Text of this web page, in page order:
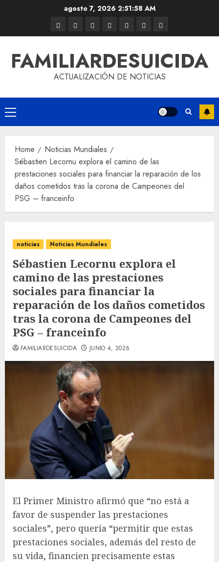
agosto 7, 2026 2:51:59 AM
FAMILIARDESUICIDA
ACTUALIZACIÓN DE NOTICIAS
Home
Noticias Mundiales
Sébastien Lecornu explora el camino de las
prestaciones sociales para financiar la reparación de los
daños cometidos tras la corona de Campeones del
PSG – franceinfo
noticias Noticias Mundiales
Sébastien Lecornu explora el
camino de las prestaciones
sociales para financiar la
reparación de los daños cometidos
tras la corona de Campeones del
PSG – franceinfo
FAMILIARDESUICIDA JUNIO 4, 2026
El Primer Ministro afirmó que “no está a
favor de suspender las prestaciones
sociales”, pero quería “permitir que estas
prestaciones sociales, además del resto de
su vida, financien precisamente estas